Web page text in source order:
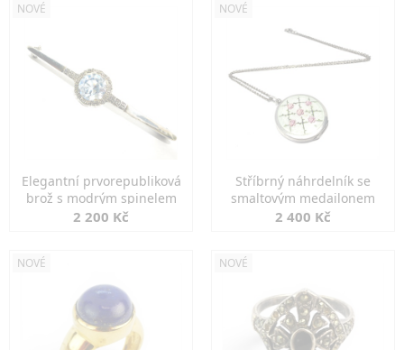
NOVÉ
Elegantní prvorepubliková
brož s modrým spinelem
2 200 Kč
NOVÉ
Stříbrný náhrdelník se
smaltovým medailonem
2 400 Kč
NOVÉ NOVÉ